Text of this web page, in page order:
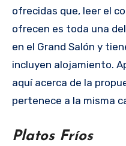
ofrecidas que, leer el
ofrecen es toda una
en el Grand Salón y
incluyen alojamiento.
aquí acerca de la
pertenece a la misma
Platos Fríos